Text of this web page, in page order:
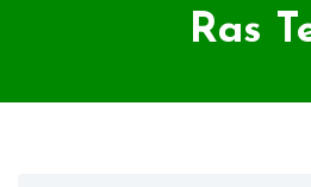
Ras